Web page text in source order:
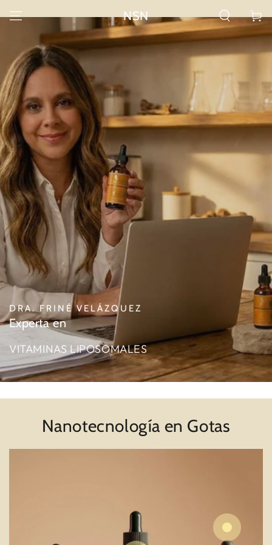
CONTENIDO
NSN Carrito
DRA. FRINÉ VELÁZQUEZ
Experta en
VITAMINAS LIPOSOMALES
Nanotecnología en Gotas